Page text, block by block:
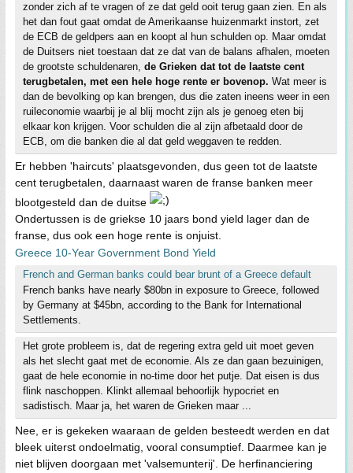
zonder zich af te vragen of ze dat geld ooit terug gaan zien. En als
het dan fout gaat omdat de Amerikaanse huizenmarkt instort, zet
de ECB de geldpers aan en koopt al hun schulden op. Maar omdat
de Duitsers niet toestaan dat ze dat van de balans afhalen, moeten
de grootste schuldenaren, de Grieken dat tot de laatste cent
terugbetalen, met een hele hoge rente er bovenop. Wat meer is
dan de bevolking op kan brengen, dus die zaten ineens weer in een
ruileconomie waarbij je al blij mocht zijn als je genoeg eten bij
elkaar kon krijgen. Voor schulden die al zijn afbetaald door de
ECB, om die banken die al dat geld weggaven te redden.
Er hebben 'haircuts' plaatsgevonden, dus geen tot de laatste
cent terugbetalen, daarnaast waren de franse banken meer
blootgesteld dan de duitse
Ondertussen is de griekse 10 jaars bond yield lager dan de
franse, dus ook een hoge rente is onjuist.
Greece 10-Year Government Bond Yield
French and German banks could bear brunt of a Greece default
French banks have nearly $80bn in exposure to Greece, followed
by Germany at $45bn, according to the Bank for International
Settlements.
Het grote probleem is, dat de regering extra geld uit moet geven
als het slecht gaat met de economie. Als ze dan gaan bezuinigen,
gaat de hele economie in no-time door het putje. Dat eisen is dus
flink naschoppen. Klinkt allemaal behoorlijk hypocriet en
sadistisch. Maar ja, het waren de Grieken maar ...
Nee, er is gekeken waaraan de gelden besteedt werden en dat
bleek uiterst ondoelmatig, vooral consumptief. Daarmee kan je
niet blijven doorgaan met 'valsemunterij'. De herfinanciering